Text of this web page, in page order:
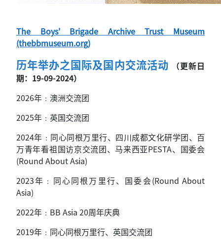
The Boys' Brigade Archive Trust Museum
(thebbmuseum.org)
历年举办之国际及国内交流活动
（更新日
期：19-09-2024）
2026年﹕澳洲交流团
2025年﹕英国交流团
2024年﹕同心同根万里行、四川成都文化研学团、百
万青年看祖国访京交流团、马来西亚PESTA、国委会
(Round About Asia)
2023年﹕同心同根万里行、国委会(Round About
Asia)
2022年﹕BB Asia 20周年庆典
2019年﹕同心同根万里行、英国交流团